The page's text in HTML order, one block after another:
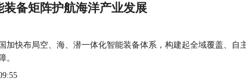
装备矩阵护航海洋产业发展
加快布局空、海、潜一体化智能装备体系，构建起全域覆盖、
。